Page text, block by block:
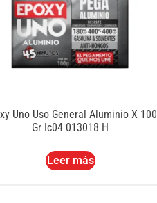
Uno Uso General Aluminio X 100
Gr Ic04 013018 H
Leer más